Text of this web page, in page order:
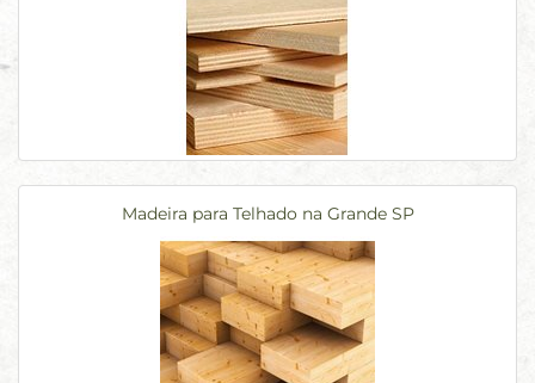
Madeira para Telhado na Grande SP